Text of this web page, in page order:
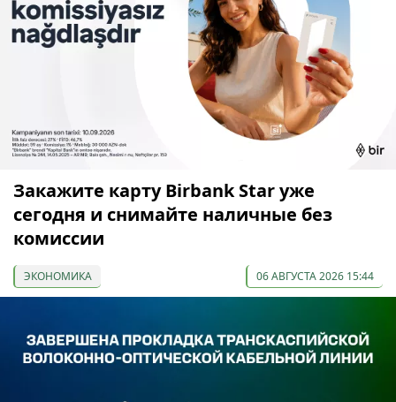
Закажите карту Birbank Star уже
сегодня и снимайте наличные без
комиссии
ЭКОНОМИКА 06 АВГУСТА 2026 15:44